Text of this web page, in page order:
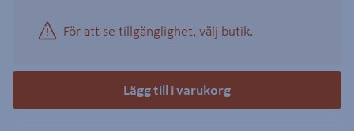
För att se tillgänglighet, välj butik.
Lägg till i varukorg